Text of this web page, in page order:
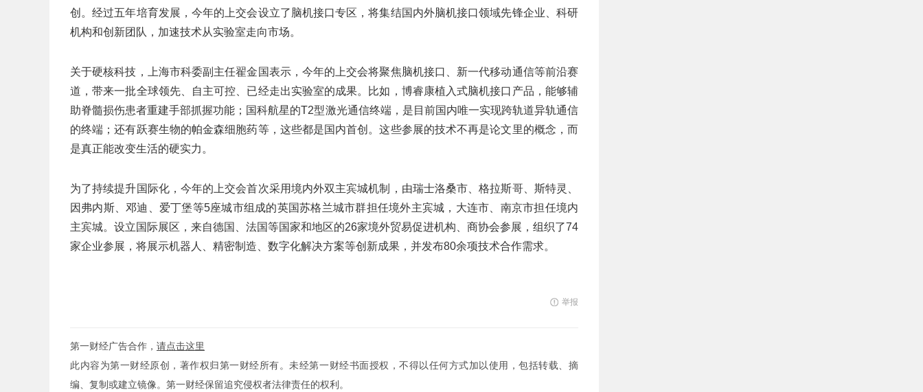
创。经过五年培育发展，今年的上交会设立了脑机接口专区，将集结国内外脑机接口领域先锋企业、科研
机构和创新团队，加速技术从实验室走向市场。
关于硬核科技，上海市科委副主任翟金国表示，今年的上交会将聚焦脑机接口、新一代移动通信等前沿赛
道，带来一批全球领先、自主可控、已经走出实验室的成果。比如，博睿康植入式脑机接口产品，能够辅
助脊髓损伤患者重建手部抓握功能；国科航星的T2型激光通信终端，是目前国内唯一实现跨轨道异轨通信
的终端；还有跃赛生物的帕金森细胞药等，这些都是国内首创。这些参展的技术不再是论文里的概念，而
是真正能改变生活的硬实力。
为了持续提升国际化，今年的上交会首次采用境内外双主宾城机制，由瑞士洛桑市、格拉斯哥、斯特灵、
因弗内斯、邓迪、爱丁堡等5座城市组成的英国苏格兰城市群担任境外主宾城，大连市、南京市担任境内
主宾城。设立国际展区，来自德国、法国等国家和地区的26家境外贸易促进机构、商协会参展，组织了74
家企业参展，将展示机器人、精密制造、数字化解决方案等创新成果，并发布80余项技术合作需求。
举报
第一财经广告合作， 请点击这里
此内容为第一财经原创，著作权归第一财经所有。未经第一财经书面授权，不得以任何方式加以使用，包括转载、摘
编、复制或建立镜像。第一财经保留追究侵权者法律责任的权利。